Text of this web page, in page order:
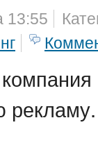
13:55
рекламу.